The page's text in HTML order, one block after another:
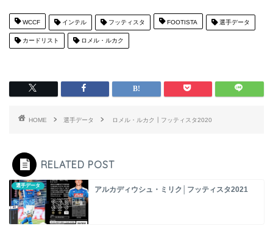
WCCF インテル フッティスタ FOOTISTA 選手データ
カードリスト ロメル・ルカク
HOME 選手データ ロメル・ルカク┃フッティスタ2020
RELATED POST
選手データ アルカディウシュ・ミリク│フッティスタ2021